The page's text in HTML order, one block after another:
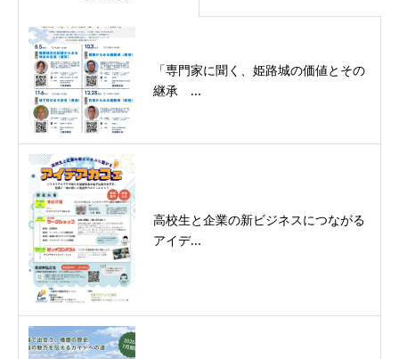
「専門家に聞く、姫路城の価値とその
継承 ...
高校生と企業の新ビジネスにつながる
アイデ...